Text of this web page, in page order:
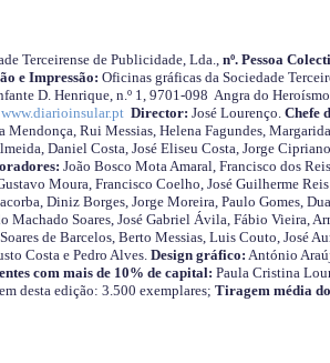
Terceirense de Publicidade, Lda., nº. Pessoa
e Impressão: Oficinas gráficas da Sociedade
D. Henrique, n.º 1, 9701-098 Angra do
www.diarioinsular.pt Director: José Lourenço. Chefe
Mendonça, Rui Messias, Helena Fagundes,
Daniel Costa, José Eliseu Costa, Jorge
João Bosco Mota Amaral, Francisco dos
Moura, Francisco Coelho, José Guilherme
Diniz Borges, Jorge Moreira, Paulo Gomes,
Machado Soares, José Gabriel Ávila, Fábio Vieira,
de Barcelos, Berto Messias, Luis Couto, José
Costa e Pedro Alves.Design gráfico: António
com mais de 10% de capital: Paula Cristina
desta edição: 3.500 exemplares; Tiragem média